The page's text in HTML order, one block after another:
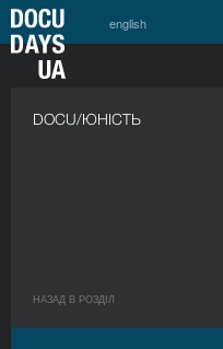
english
DOCU/ЮНІСТЬ
НАЗАД В РОЗДIЛ